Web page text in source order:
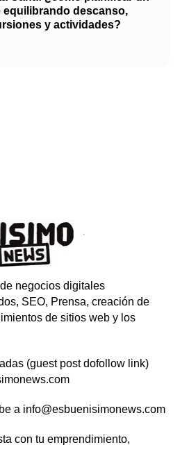
equilibrando descanso,
y actividades?
negocios digitales
SEO, Prensa, creación de
de sitios web y los
(guest post dofollow link)
a info@esbuenisimonews.com
con tu emprendimiento,